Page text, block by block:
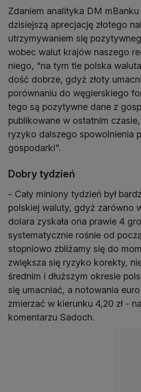
Zdaniem analityka DM mBanku
dzisiejszą aprecjację złotego
utrzymywaniem się
wobec walut krajów naszego
niego, "na tym tle polska
dość dobrze, gdyż złoty
porównaniu do węgierskiego
tego są pozytywne dane z
publikowane w ostatnim
ryzyko dalszego spowolnienia
gospodarki".
Dobry tydzień
- Cały miniony tydzień był
polskiej waluty, gdyż zarówno
dolara zyskała ona prawie 4
systematycznie rośnie od
stopniowo zbliżamy się do
zwiększa się ryzyko korekty,
średnim i dłuższym okresie
się umacniać, a notowania
zmierzać w kierunku 4,20 zł -
komentarzu Sadoch.